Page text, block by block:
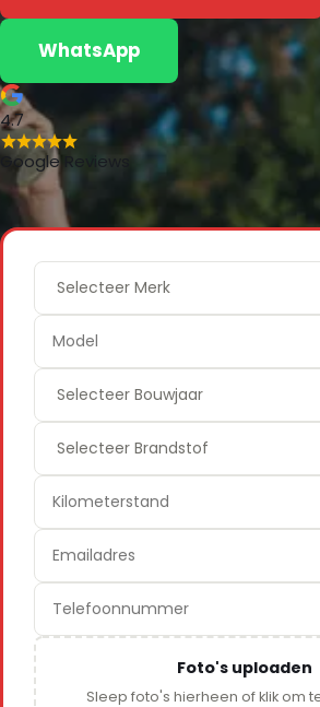
WhatsApp
4.7
Google Reviews
Foto's uploaden
Sleep foto's hierheen of klik om